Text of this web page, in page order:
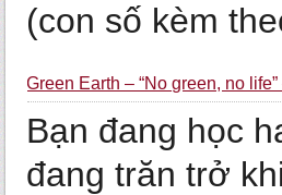
(con số kèm
Green Earth – “No green, no
Bạn đang học
đang trăn trở